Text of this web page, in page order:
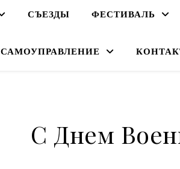
СЪЕЗДЫ ФЕСТИВАЛЬ
САМОУПРАВЛЕНИЕ
С Днем